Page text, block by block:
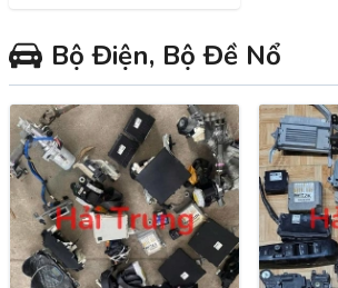
Bộ Điện, Bộ Đề Nổ